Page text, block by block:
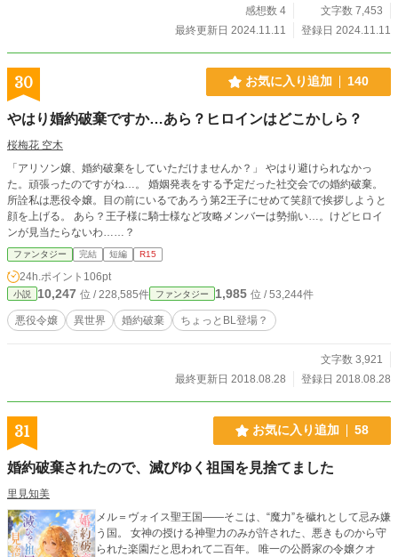
感想数 4
文字数 7,453
最終更新日 2024.11.11
登録日 2024.11.11
30 お気に入り追加 140
やはり婚約破棄ですか…あら？ヒロインはどこかしら？
桜梅花 空木
「アリソン嬢、婚約破棄をしていただけませんか？」 やはり避けられなかっ
た。頑張ったのですがね…。 婚姻発表をする予定だった社交会での婚約破棄。
所詮私は悪役令嬢。目の前にいるであろう第2王子にせめて笑顔で挨拶しようと
顔を上げる。 あら？王子様に騎士様など攻略メンバーは勢揃い…。けどヒロイ
ンが見当たらないわ……？
ファンタジー 完結 短編 R15
24h.ポイント 106pt
小説 10,247 位 / 228,585件 ファンタジー 1,985 位 / 53,244件
悪役令嬢 異世界 婚約破棄 ちょっとBL登場？
文字数 3,921
最終更新日 2018.08.28
登録日 2018.08.28
31 お気に入り追加 58
婚約破棄されたので、滅びゆく祖国を見捨てました
里見知美
メル＝ヴォイス聖王国――そこは、“魔力”を穢れとして忌み嫌
う国。 女神の授ける神聖力のみが許された、悪きものから守
られた楽園だと思われて二百年。 唯一の公爵家の令嬢クオ